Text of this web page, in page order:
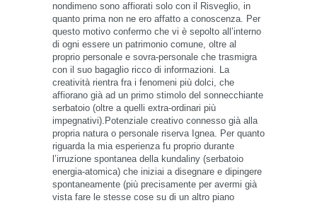
nondimeno sono affiorati solo con il Risveglio, in
quanto prima non ne ero affatto a conoscenza. Per
questo motivo confermo che vi è sepolto all’interno
di ogni essere un patrimonio comune, oltre al
proprio personale e sovra-personale che trasmigra
con il suo bagaglio ricco di informazioni. La
creatività rientra fra i fenomeni più dolci, che
affiorano già ad un primo stimolo del sonnecchiante
serbatoio (oltre a quelli extra-ordinari più
impegnativi).Potenziale creativo connesso già alla
propria natura o personale riserva Ignea. Per quanto
riguarda la mia esperienza fu proprio durante
l’irruzione spontanea della kundaliny (serbatoio
energia-atomica) che iniziai a disegnare e dipingere
spontaneamente (più precisamente per avermi già
vista fare le stesse cose su di un altro piano